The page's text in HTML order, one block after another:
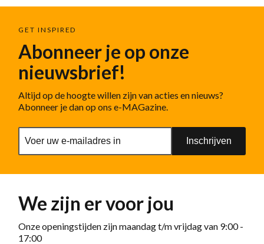
GET INSPIRED
Abonneer je op onze
nieuwsbrief!
Altijd op de hoogte willen zijn van acties en nieuws?
Abonneer je dan op ons e-MAGazine.
Inschrijven
We zijn er voor jou
Onze openingstijden zijn maandag t/m vrijdag van 9:00 -
17:00